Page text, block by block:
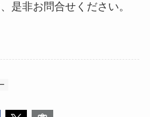
是非お問合せください。